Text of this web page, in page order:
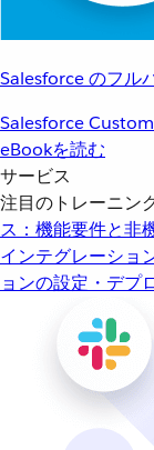
Salesforce のフル
Salesforce
eBookを読む
サービス
注目のトレーニン
ス：機能要件と非
インテグレーショ
ョンの設定・デプ